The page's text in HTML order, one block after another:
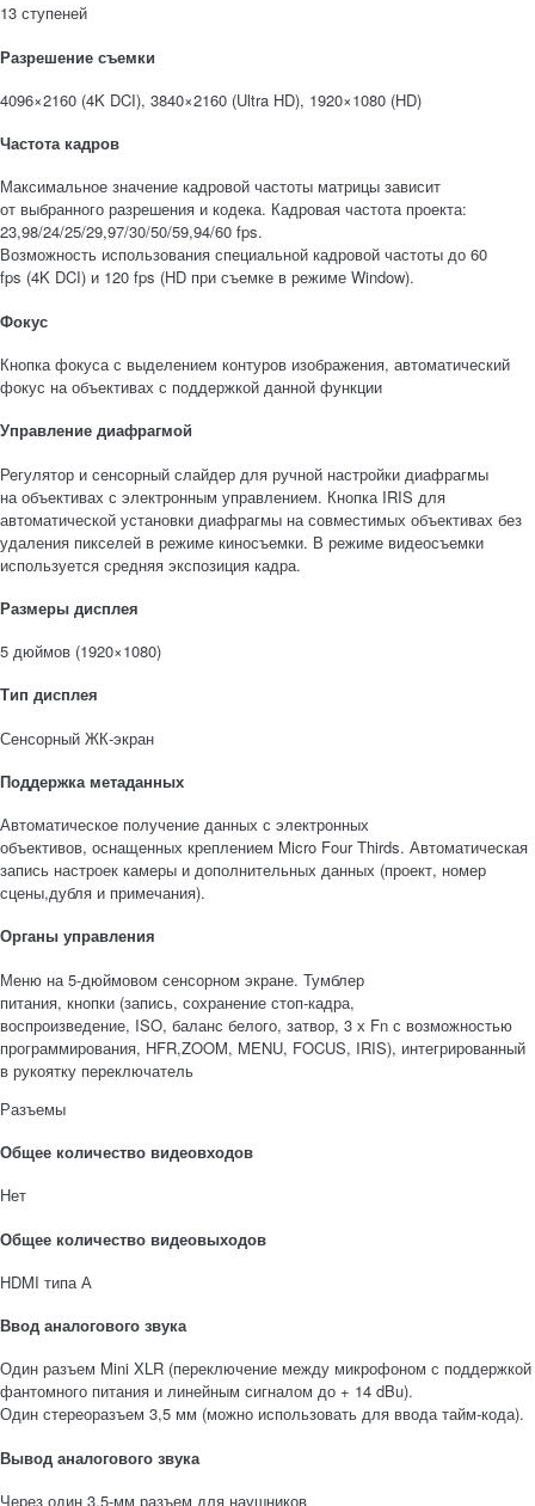
13 ступеней
Разрешение съемки
4096×2160 (4K DCI), 3840×2160 (Ultra HD), 1920×1080 (HD)
Частота кадров
Максимальное значение кадровой частоты матрицы зависит
от выбранного разрешения и кодека. Кадровая частота проекта:
23,98/24/25/29,97/30/50/59,94/60 fps.
Возможность использования специальной кадровой частоты до 60
fps (4K DCI) и 120 fps (HD при съемке в режиме Window).
Фокус
Кнопка фокуса с выделением контуров изображения, автоматический
фокус на объективах с поддержкой данной функции
Управление диафрагмой
Регулятор и сенсорный слайдер для ручной настройки диафрагмы
на объективах с электронным управлением. Кнопка IRIS для
автоматической установки диафрагмы на совместимых объективах без
удаления пикселей в режиме киносъемки. В режиме видеосъемки
используется средняя экспозиция кадра.
Размеры дисплея
5 дюймов (1920×1080)
Тип дисплея
Сенсорный ЖК-экран
Поддержка метаданных
Автоматическое получение данных с электронных
объективов, оснащенных креплением Micro Four Thirds. Автоматическая
запись настроек камеры и дополнительных данных (проект, номер
сцены,дубля и примечания).
Органы управления
Меню на 5-дюймовом сенсорном экране. Тумблер
питания, кнопки (запись, сохранение стоп-кадра,
воспроизведение, ISO, баланс белого, затвор, 3 х Fn с возможностью
программирования, HFR,ZOOM, MENU, FOCUS, IRIS), интегрированный
в рукоятку переключатель
Разъемы
Общее количество видеовходов
Нет
Общее количество видеовыходов
HDMI типа А
Ввод аналогового звука
Один разъем Mini XLR (переключение между микрофоном с поддержкой
фантомного питания и линейным сигналом до + 14 dBu).
Один стереоразъем 3,5 мм (можно использовать для ввода тайм-кода).
Вывод аналогового звука
Через один 3,5-мм разъем для наушников